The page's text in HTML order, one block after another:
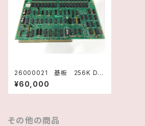
26000021 基板 256K DR
AM TM990/203A-2 H21
74001 テキサスインスツルメ
ンツ
¥60,000
その他の商品